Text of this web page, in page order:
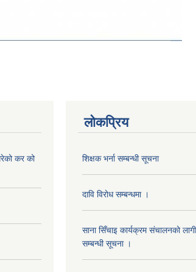
कर को
लोकप्रिय
शिक्षक भर्ना सम्बन्धी सूचना
दावि विरोध सम्बन्धमा ।
साना सिँचाइ कार्यक्रम संचालनको
सम्बन्धी सूचना ।